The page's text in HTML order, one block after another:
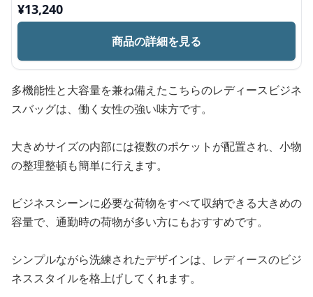
¥13,240
商品の詳細を見る
多機能性と大容量を兼ね備えたこちらのレディースビジネ
スバッグは、働く女性の強い味方です。
大きめサイズの内部には複数のポケットが配置され、小物
の整理整頓も簡単に行えます。
ビジネスシーンに必要な荷物をすべて収納できる大きめの
容量で、通勤時の荷物が多い方にもおすすめです。
シンプルながら洗練されたデザインは、レディースのビジ
ネススタイルを格上げしてくれます。